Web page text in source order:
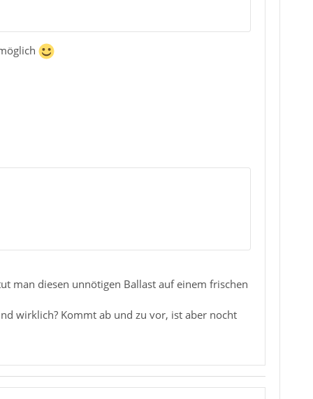
man diesen unnötigen Ballast auf einem frischen
wirklich? Kommt ab und zu vor, ist aber nocht